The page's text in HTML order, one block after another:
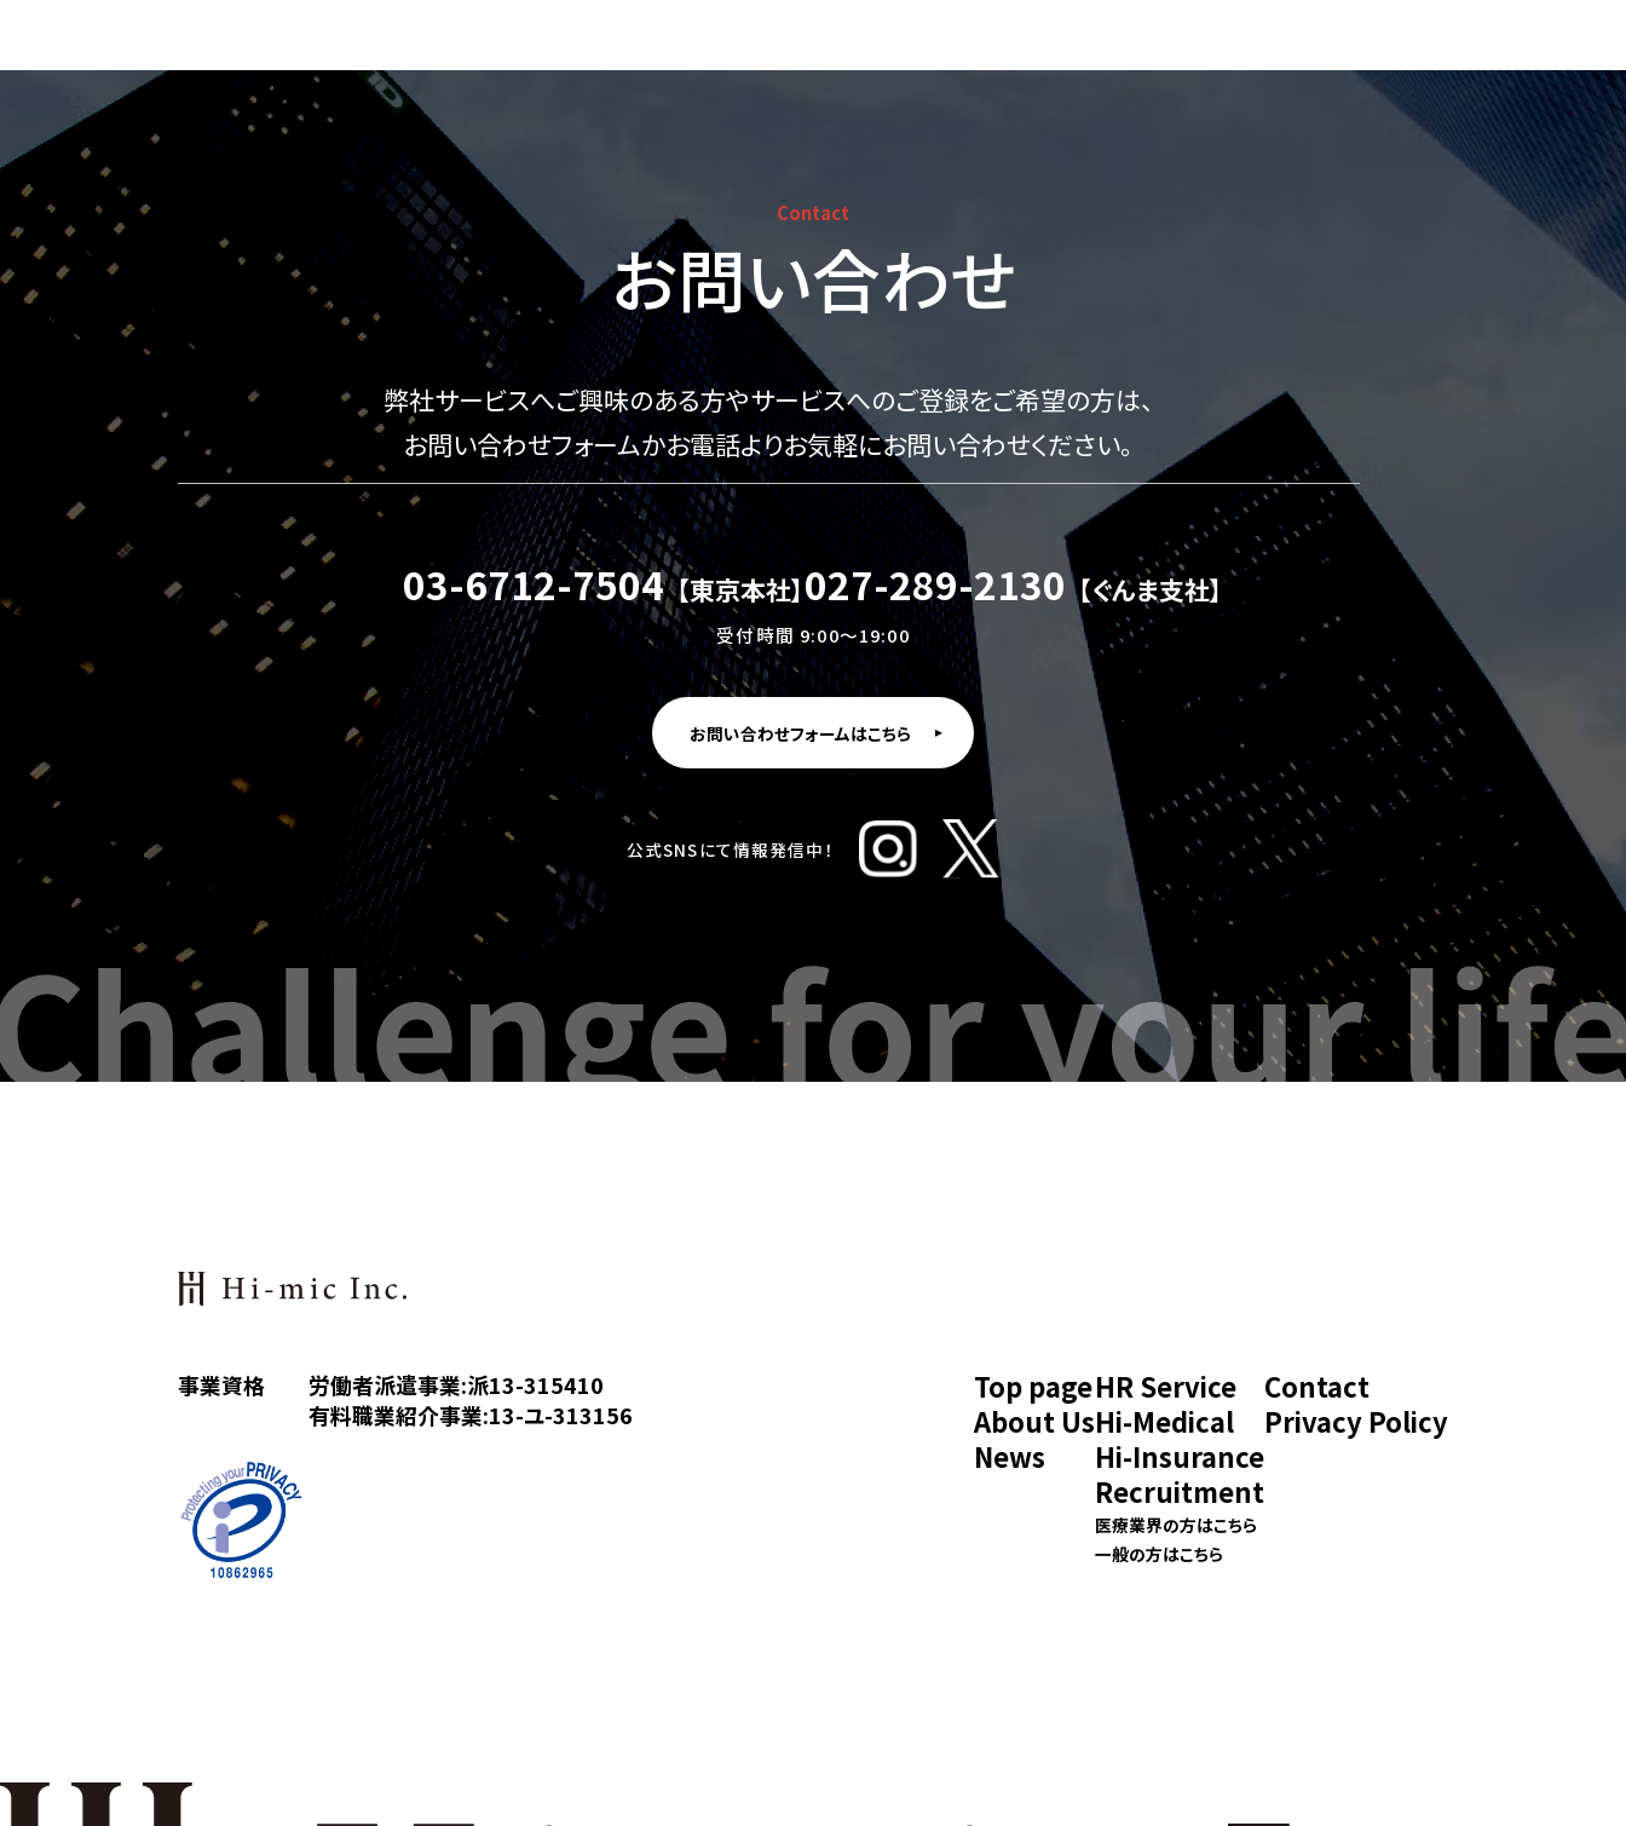
Contact
お問い合わせ
弊社サービスへご興味のある方やサービスへのご登録をご希望の方は、
お問い合わせフォームかお電話よりお気軽にお問い合わせください。
03-6712-7504 【東京本社】027-289-2130 【ぐんま支社】
受付時間 9:00〜19:00
お問い合わせフォームはこちら
公式SNSにて情報発信中！
事業資格
労働者派遣事業:派13-315410
有料職業紹介事業:13-ユ-313156
Top page
About Us
News
HR Service
Hi-Medical
Hi-Insurance
Recruitment
医療業界の方はこちら
一般の方はこちら
Contact
Privacy Policy